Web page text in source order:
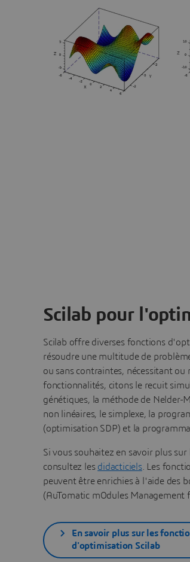
Scilab pour
Scilab offre diverses fonctions
résoudre une multitude de
ou sans contraintes, nécessitant ou
fonctionnalités, citons le recuit
génétiques, la méthode de Nelder-
non linéaires, le simplexe, la
(optimisation SDP) et la
Si vous souhaitez en savoir plus
consultez les didacticiels. Les
peuvent être enrichies à l'aide des
(AuTomatic mOdules Management
En savoir plus sur les
d'optimisation Scilab